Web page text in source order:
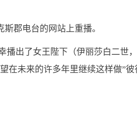
郡电台的网站上重播。
播出了女王陛下（伊丽莎白二世
在未来的许多年里继续这样做”彼